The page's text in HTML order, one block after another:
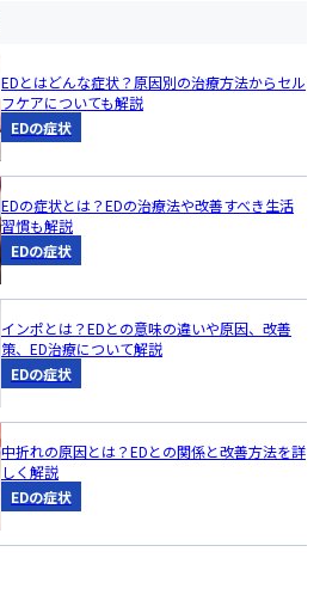
EDとはどんな症状？原因別の治療方法からセル
フケアについても解説
EDの症状
EDの症状とは？EDの治療法や改善すべき生活
習慣も解説
EDの症状
インポとは？EDとの意味の違いや原因、改善
策、ED治療について解説
EDの症状
中折れの原因とは？EDとの関係と改善方法を詳
しく解説
EDの症状